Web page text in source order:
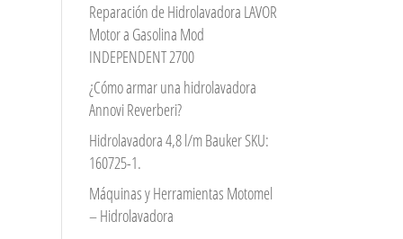
Reparación de Hidrolavadora LAVOR
Motor a Gasolina Mod
INDEPENDENT 2700
¿Cómo armar una hidrolavadora
Annovi Reverberi?
Hidrolavadora 4,8 l/m Bauker SKU:
160725-1.
Máquinas y Herramientas Motomel
– Hidrolavadora